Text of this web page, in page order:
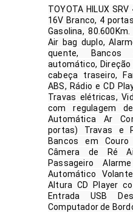
TOYOTA HILUX SRV
16V Branco, 4
Gasolina,
Air bag duplo,
quente, Bancos
automático,
cabeça traseiro,
ABS, Rádio e CD
Travas elétricas,
com regulagem
Automática Ar
portas) Travas e
Bancos em
Câmera de Ré
Passageiro
Automático
Altura CD Player
Entrada USB
Computador de